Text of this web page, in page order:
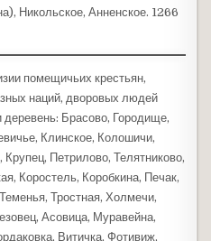
Никольское, Анненское. 1266
помещичьих крестьян,
наций, дворовых людей
Брасово, Городище,
Клинское, Колошичи,
Петрилово, Телятниково,
Коростель, Коробкина, Печак,
Тростная, Холмечи,
Асовица, Муравейна,
Витичка, Фотивиж,